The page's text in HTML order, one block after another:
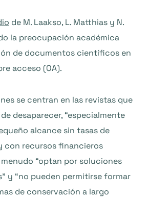
de M. Laakso, L. Matthias y N.
la preocupación académica
de documentos científicos en
acceso (OA).
se centran en las revistas que
desaparecer, “especialmente
alcance sin tasas de
con recursos financieros
“optan por soluciones
y “no pueden permitirse formar
de conservación a largo